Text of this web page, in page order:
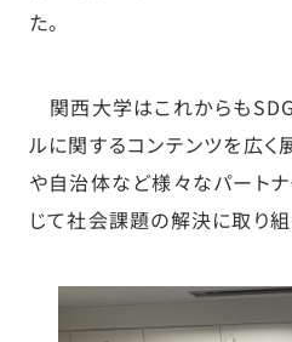
た。
関西大学はこれからも
ルに関するコンテンツを広く
や自治体など様々なパートナ
じて社会課題の解決に取り組